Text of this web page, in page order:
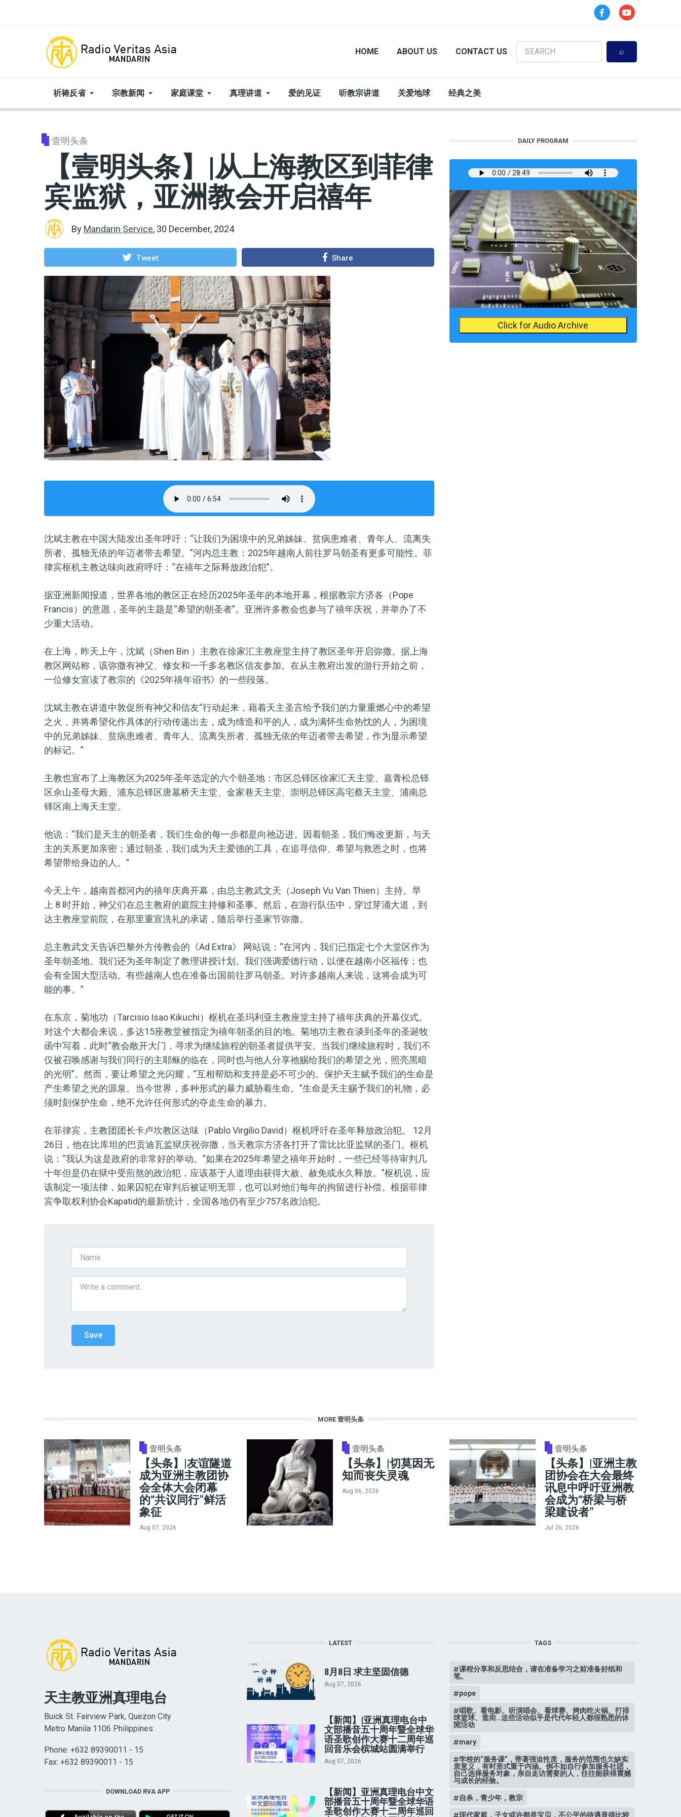
HOME ABOUT US CONTACT US
Search
祈祷反省 宗教新闻 家庭课堂 真理讲道 爱的见证 听教宗讲道 关爱地球 经典之美
壹明头条
【壹明头条】|从上海教区到菲律
宾监狱，亚洲教会开启禧年
By Mandarin Service, 30 December, 2024
Tweet Share
沈斌主教在中国大陆发出圣年呼吁：“让我们为困境中的兄弟姊妹、贫病患难者、青年人、流离失
所者、孤独无依的年迈者带去希望。”河内总主教：2025年越南人前往罗马朝圣有更多可能性。菲
律宾枢机主教达味向政府呼吁：“在禧年之际释放政治犯”。
据亚洲新闻报道，世界各地的教区正在经历2025年圣年的本地开幕，根据教宗方济各（Pope
Francis）的意愿，圣年的主题是“希望的朝圣者”。亚洲许多教会也参与了禧年庆祝，并举办了不
少重大活动。
在上海，昨天上午，沈斌（Shen Bin ）主教在徐家汇主教座堂主持了教区圣年开启弥撒。据上海
教区网站称，该弥撒有神父、修女和一千多名教区信友参加。在从主教府出发的游行开始之前，
一位修女宣读了教宗的《2025年禧年诏书》的一些段落。
沈斌主教在讲道中敦促所有神父和信友“行动起来，藉着天主圣言给予我们的力量重燃心中的希望
之火，并将希望化作具体的行动传递出去，成为缔造和平的人，成为满怀生命热忱的人，为困境
中的兄弟姊妹、贫病患难者、青年人、流离失所者、孤独无依的年迈者带去希望，作为显示希望
的标记。”
主教也宣布了上海教区为2025年圣年选定的六个朝圣地：市区总铎区徐家汇天主堂、嘉青松总铎
区佘山圣母大殿、浦东总铎区唐墓桥天主堂、金家巷天主堂、崇明总铎区高宅蔡天主堂、浦南总
铎区南上海天主堂。
他说：“我们是天主的朝圣者，我们生命的每一步都是向祂迈进。因着朝圣，我们悔改更新，与天
主的关系更加亲密；通过朝圣，我们成为天主爱德的工具，在追寻信仰、希望与救恩之时，也将
希望带给身边的人。”
今天上午，越南首都河内的禧年庆典开幕，由总主教武文天（Joseph Vu Van Thien）主持。早
上 8 时开始，神父们在总主教府的庭院主持修和圣事。然后，在游行队伍中，穿过芽涌大道，到
达主教座堂前院，在那里重宣洗礼的承诺，随后举行圣家节弥撒。
总主教武文天告诉巴黎外方传教会的《Ad Extra》 网站说：“在河内，我们已指定七个大堂区作为
圣年朝圣地。我们还为圣年制定了教理讲授计划。我们强调爱德行动，以便在越南小区福传；也
会有全国大型活动。有些越南人也在准备出国前往罗马朝圣。对许多越南人来说，这将会成为可
能的事。”
在东京，菊地功（Tarcisio Isao Kikuchi）枢机在圣玛利亚主教座堂主持了禧年庆典的开幕仪式。
对这个大都会来说，多达15座教堂被指定为禧年朝圣的目的地。菊地功主教在谈到圣年的圣诞牧
函中写着，此时“教会敞开大门，寻求为继续旅程的朝圣者提供平安。当我们继续旅程时，我们不
仅被召唤感谢与我们同行的主耶稣的临在，同时也与他人分享祂赐给我们的希望之光，照亮黑暗
的光明”。然而，要让希望之光闪耀，“互相帮助和支持是必不可少的。保护天主赋予我们的生命是
产生希望之光的源泉。当今世界，多种形式的暴力威胁着生命。”生命是天主赐予我们的礼物，必
须时刻保护生命，绝不允许任何形式的夺走生命的暴力。
在菲律宾，主教团团长卡卢坎教区达味（Pablo Virgilio David）枢机呼吁在圣年释放政治犯。 12月
26日，他在比库坦的巴贡迪瓦监狱庆祝弥撒，当天教宗方济各打开了雷比比亚监狱的圣门。枢机
说：“我认为这是政府的非常好的举动。”如果在2025年希望之禧年开始时，一些已经等待审判几
十年但是仍在狱中受煎熬的政治犯，应该基于人道理由获得大赦、赦免或永久释放。”枢机说，应
该制定一项法律，如果囚犯在审判后被证明无罪，也可以对他们每年的拘留进行补偿。根据菲律
宾争取权利协会Kapatid的最新统计，全国各地仍有至少757名政治犯。
DAILY PROGRAM
Click for Audio Archive
MORE 壹明头条
壹明头条
【头条】|友谊隧道
成为亚洲主教团协
会全体大会闭幕
的“共议同行”鲜活
象征
Aug 07, 2026
壹明头条
【头条】|切莫因无
知而丧失灵魂
Aug 06, 2026
壹明头条
【头条】|亚洲主教
团协会在大会最终
讯息中呼吁亚洲教
会成为“桥梁与桥
梁建设者”
Jul 26, 2026
天主教亚洲真理电台
Buick St. Fairview Park, Quezon City
Metro Manila 1106 Philippines
Phone: +632 89390011 - 15
Fax: +632 89390011 - 15
DOWNLOAD RVA APP
LATEST
8月8日 求主坚固信德
Aug 07, 2026
【新闻】|亚洲真理电台中
文部播音五十周年暨全球华
语圣歌创作大赛十二周年巡
回音乐会槟城站圆满举行
Aug 07, 2026
【新闻】亚洲真理电台中文
部播音五十周年暨全球华语
圣歌创作大赛十二周年巡回
TAGS
课程分享和反思结合，请在准备学习之前准备好纸和
笔。
pope
唱歌、看电影、听演唱会、看球赛、烤肉吃火锅、打排
球篮球、逛街…这些活动似乎是代代年轻人都很熟悉的休
閒活动
mary
学校的“服务课”，带著强迫性质，服务的范围也欠缺实
质意义，有时形式重于内涵。倒不如自行参加服务社团，
自己选择服务对象，亲自走访需要的人，往往能获得震撼
与成长的经验。
自杀，青少年，教宗
现代家庭，子女或许都是宝贝，不公平的待遇显得比较